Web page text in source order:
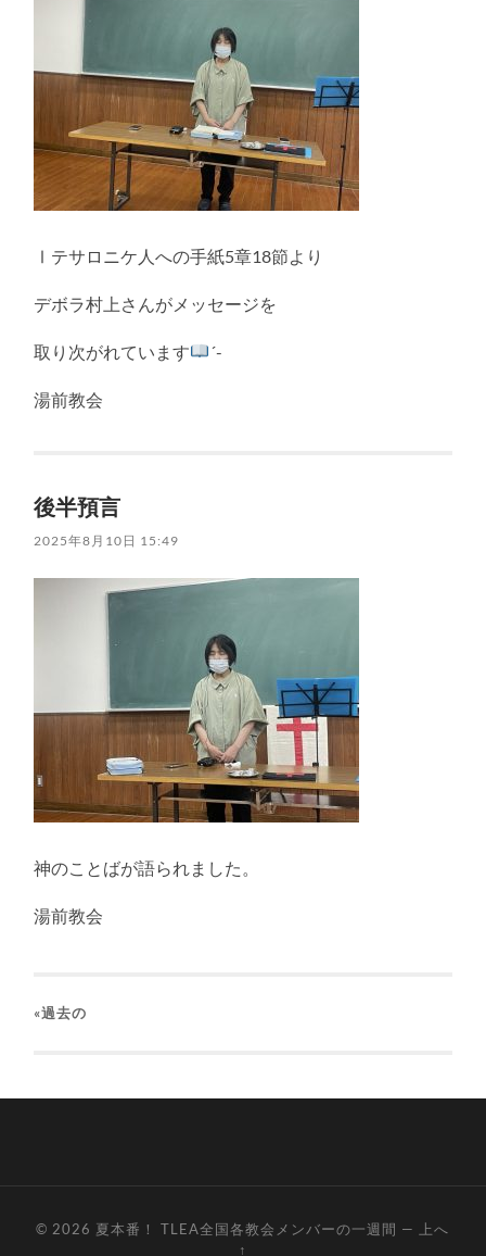
Ⅰテサロニケ人への手紙5章18節より
デボラ村上さんがメッセージを
取り次がれています ´-
湯前教会
後半預言
2025年8月10日 15:49
神のことばが語られました。
湯前教会
«過去の
© 2026 夏本番！ TLEA全国各教会メンバーの一週間 —
上へ
↑